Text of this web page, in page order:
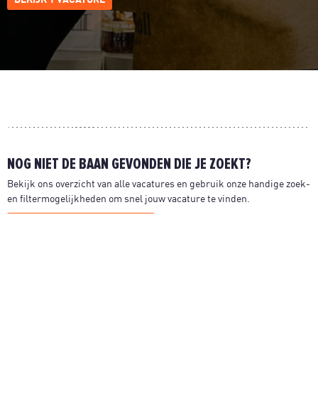
NOG NIET DE BAAN GEVONDEN DIE JE ZOEKT?
Bekijk ons overzicht van alle vacatures en gebruik onze handige zoek-
en filtermogelijkheden om snel jouw vacature te vinden.